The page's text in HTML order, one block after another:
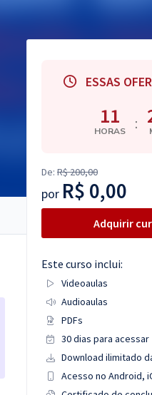
ESSAS
11
HORAS :
De: R$ 200,00
por R$ 0,00
Adquirir
Este curso inclui:
Videoaulas
Audioaulas
PDFs
30 dias para acessar
Download ilimitado
Acesso no Android,